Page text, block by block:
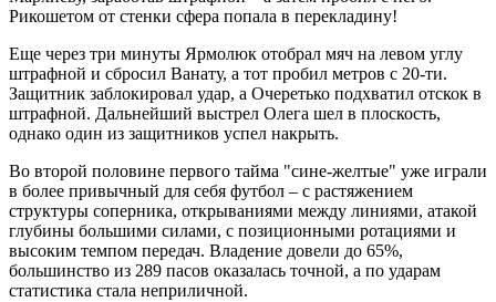
Рикошетом от стенки сфера попала в перекладину!
Еще через три минуты Ярмолюк отобрал мяч на левом углу
штрафной и сбросил Ванату, а тот пробил метров с 20-ти.
Защитник заблокировал удар, а Очеретько подхватил отскок в
штрафной. Дальнейший выстрел Олега шел в плоскость,
однако один из защитников успел накрыть.
Во второй половине первого тайма "сине-желтые" уже играли
в более привычный для себя футбол – с растяжением
структуры соперника, открываниями между линиями, атакой
глубины большими силами, с позиционными ротациями и
высоким темпом передач. Владение довели до 65%,
большинство из 289 пасов оказалась точной, а по ударам
статистика стала неприличной.